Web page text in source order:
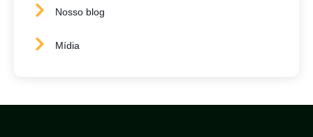
Nosso blog
Mídia